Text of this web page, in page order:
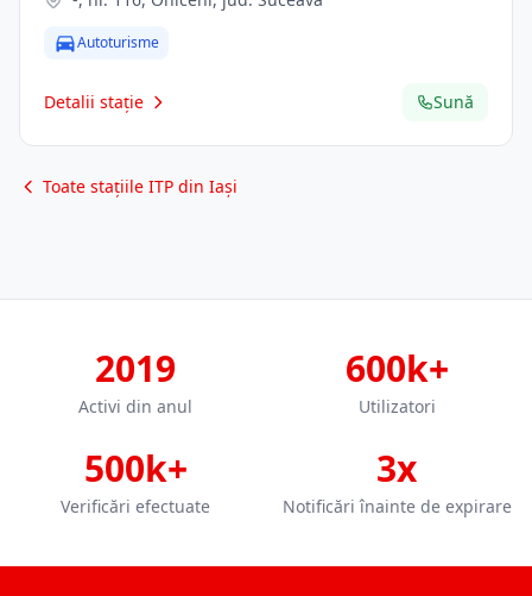
Autoturisme
Detalii stație Sună
Toate stațiile ITP din Iași
2019
Activi din anul
600k+
Utilizatori
500k+
Verificări efectuate
3x
Notificări înainte de expirare